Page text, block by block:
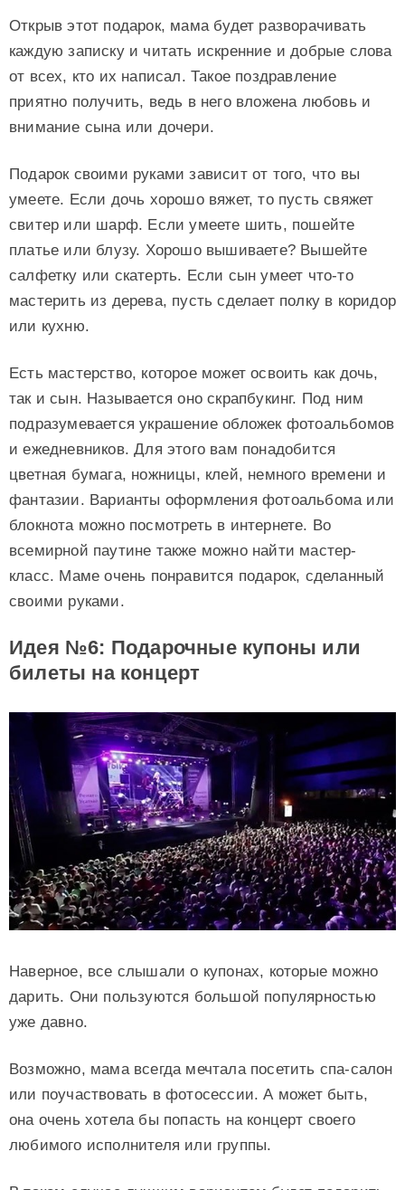
Открыв этот подарок, мама будет разворачивать
каждую записку и читать искренние и добрые слова
от всех, кто их написал. Такое поздравление
приятно получить, ведь в него вложена любовь и
внимание сына или дочери.
Подарок своими руками зависит от того, что вы
умеете. Если дочь хорошо вяжет, то пусть свяжет
свитер или шарф. Если умеете шить, пошейте
платье или блузу. Хорошо вышиваете? Вышейте
салфетку или скатерть. Если сын умеет что-то
мастерить из дерева, пусть сделает полку в коридор
или кухню.
Есть мастерство, которое может освоить как дочь,
так и сын. Называется оно скрапбукинг. Под ним
подразумевается украшение обложек фотоальбомов
и ежедневников. Для этого вам понадобится
цветная бумага, ножницы, клей, немного времени и
фантазии. Варианты оформления фотоальбома или
блокнота можно посмотреть в интернете. Во
всемирной паутине также можно найти мастер-
класс. Маме очень понравится подарок, сделанный
своими руками.
Идея №6: Подарочные купоны или
билеты на концерт
Наверное, все слышали о купонах, которые можно
дарить. Они пользуются большой популярностью
уже давно.
Возможно, мама всегда мечтала посетить спа-салон
или поучаствовать в фотосессии. А может быть,
она очень хотела бы попасть на концерт своего
любимого исполнителя или группы.